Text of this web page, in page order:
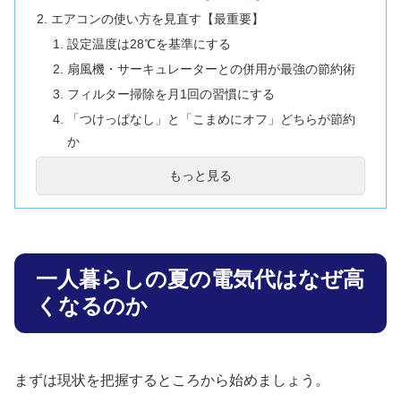
エアコンの使い方を見直す【最重要】
設定温度は28℃を基準にする
扇風機・サーキュレーターとの併用が最強の節約術
フィルター掃除を月1回の習慣にする
「つけっぱなし」と「こまめにオフ」どちらが節約
か
熱いものをそのまま入れない
冷蔵庫は壁から離して設置する
冷蔵庫のドアパッキンを確認する
すだれ・よしずを活用する
もっと見る
一人暮らしの夏の電気代はなぜ高
くなるのか
まずは現状を把握するところから始めましょう。